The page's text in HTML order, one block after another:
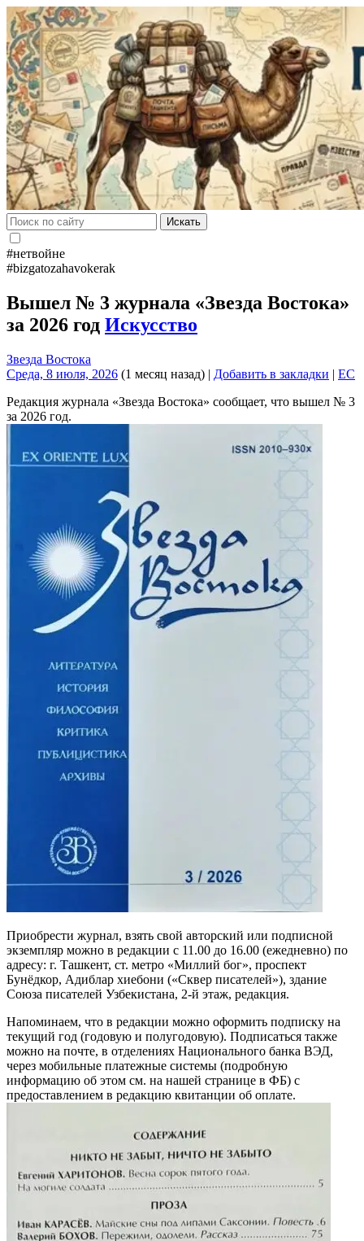
Искать
#нетвойне
#bizgatozahavokerak
Вышел № 3 журнала «Звезда Востока»
за 2026 год Искусство
Звезда Востока
Среда, 8 июля, 2026 (1 месяц назад) | Добавить в закладки | EC
Редакция журнала «Звезда Востока» сообщает, что вышел № 3
за 2026 год.
Приобрести журнал, взять свой авторский или подписной
экземпляр можно в редакции с 11.00 до 16.00 (ежедневно) по
адресу: г. Ташкент, ст. метро «Миллий бог», проспект
Бунёдкор, Адиблар хиебони («Сквер писателей»), здание
Союза писателей Узбекистана, 2-й этаж, редакция.
Напоминаем, что в редакции можно оформить подписку на
текущий год (годовую и полугодовую). Подписаться также
можно на почте, в отделениях Национального банка ВЭД,
через мобильные платежные системы (подробную
информацию об этом см. на нашей странице в ФБ) с
предоставлением в редакцию квитанции об оплате.